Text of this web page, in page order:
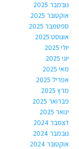
נובמבר 2025
אוקטובר 2025
ספטמבר 2025
אוגוסט 2025
יולי 2025
יוני 2025
מאי 2025
אפריל 2025
מרץ 2025
פברואר 2025
ינואר 2025
דצמבר 2024
נובמבר 2024
אוקטובר 2024